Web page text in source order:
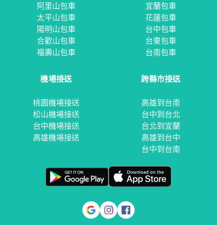
阿里山包車
太平山包車
陽明山包車
合歡山包車
福壽山包車
宜蘭包車
花蓮包車
台中包車
台東包車
台南包車
機場接送
桃園機場接送
松山機場接送
台中機場接送
高雄機場接送
跨縣市接送
高雄到台南
台中到台北
台北到宜蘭
高雄到台中
台中到台南